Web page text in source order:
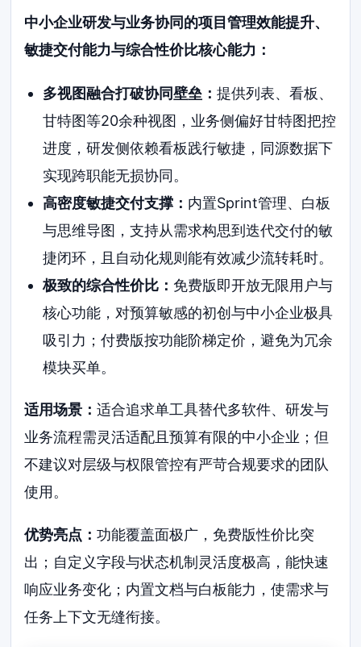
中小企业研发与业务协同的项目管理效能提升、
敏捷交付能力与综合性价比核心能力：
多视图融合打破协同壁垒： 提供列表、看板、
甘特图等20余种视图，业务侧偏好甘特图把控
进度，研发侧依赖看板践行敏捷，同源数据下
实现跨职能无损协同。
高密度敏捷交付支撑： 内置Sprint管理、白板
与思维导图，支持从需求构思到迭代交付的敏
捷闭环，且自动化规则能有效减少流转耗时。
极致的综合性价比： 免费版即开放无限用户与
核心功能，对预算敏感的初创与中小企业极具
吸引力；付费版按功能阶梯定价，避免为冗余
模块买单。
适用场景：适合追求单工具替代多软件、研发与
业务流程需灵活适配且预算有限的中小企业；但
不建议对层级与权限管控有严苛合规要求的团队
使用。
优势亮点：功能覆盖面极广，免费版性价比突
出；自定义字段与状态机制灵活度极高，能快速
响应业务变化；内置文档与白板能力，使需求与
任务上下文无缝衔接。